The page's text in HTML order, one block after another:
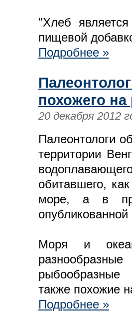
"Хлеб
пищевой
Подробнее »
похожего
20 декабря 2012
Палеонтологи
территории
обитавшего,
море, а в
Моря и
рыбообразные
также похожие
Подробнее »